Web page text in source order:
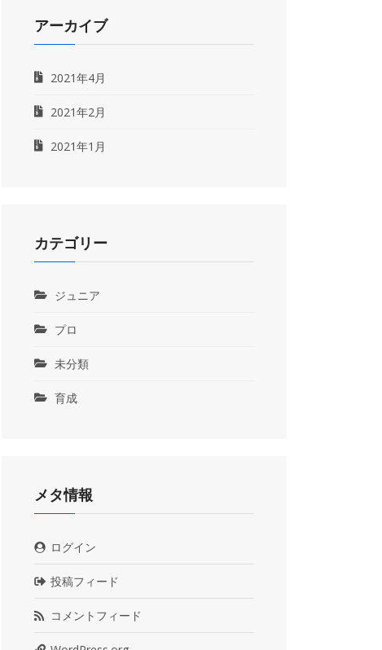
アーカイブ
2021年4月
2021年2月
2021年1月
カテゴリー
ジュニア
プロ
未分類
育成
メタ情報
ログイン
投稿フィード
コメントフィード